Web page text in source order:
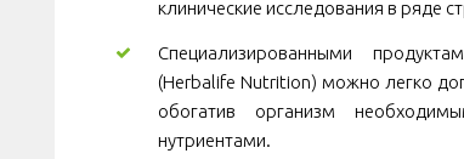
клинические исследования в ряде
Специализированными
(Herbalife Nutrition) можно легко
обогатив организм
нутриентами.